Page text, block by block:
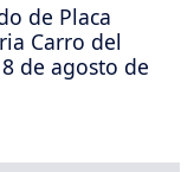
de Placa
Carro del
de agosto de